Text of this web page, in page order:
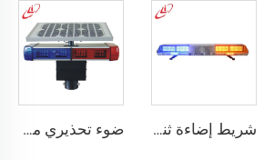
شريط إضاءة ثنائي الطابق رفيع من نوع LED ضوء تحذيري مروري يعمل بالطاقة الشمسية